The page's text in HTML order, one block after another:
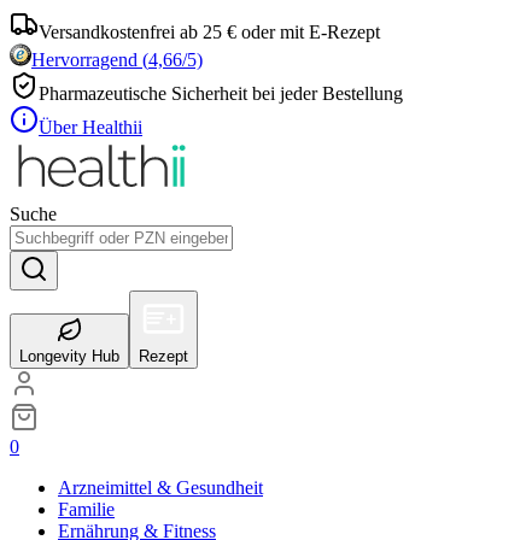
Versandkostenfrei ab 25 € oder mit E-Rezept
Hervorragend (4,66/5)
Pharmazeutische Sicherheit bei jeder Bestellung
Über Healthii
Suche
Longevity Hub Rezept
0
Arzneimittel & Gesundheit
Familie
Ernährung & Fitness